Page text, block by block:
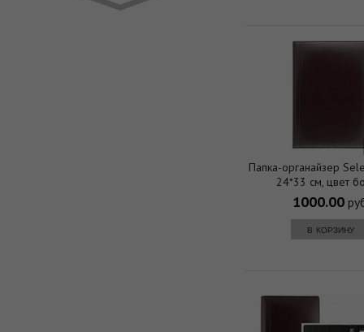
Папка-органайзер
24*33 см, цвет
1000.00
в корзину